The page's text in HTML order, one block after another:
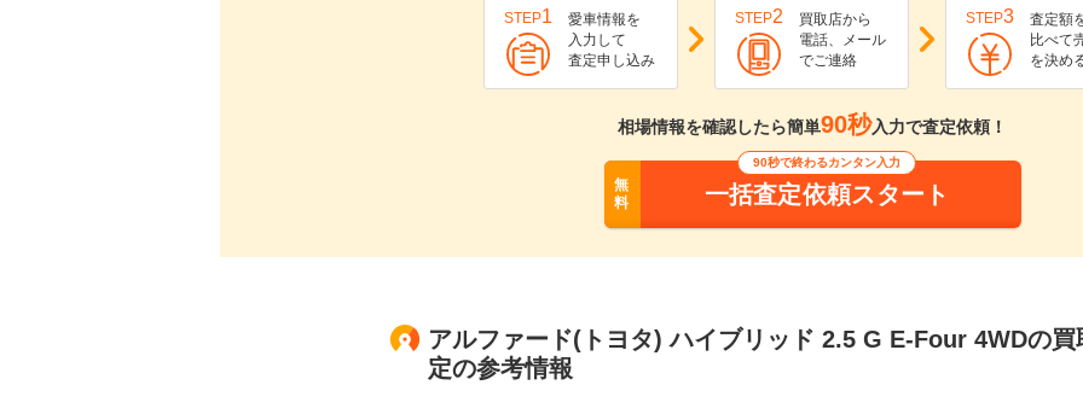
STEP1
愛車情報を
入力して
査定申し込み
STEP2
買取店から
電話、メール
でご連絡
STEP3
査定額
比べて
を決め
相場情報を確認したら簡単90秒入力で査定依頼！
無
料
90秒で終わるカンタン入力
一括査定依頼スタート
アルファード(トヨタ) ハイブリッド 2.5 G E-Four 4WDの買
定の参考情報